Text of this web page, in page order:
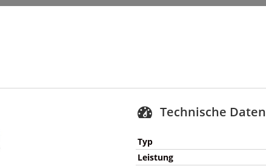
Technische Daten
Typ
Leistung